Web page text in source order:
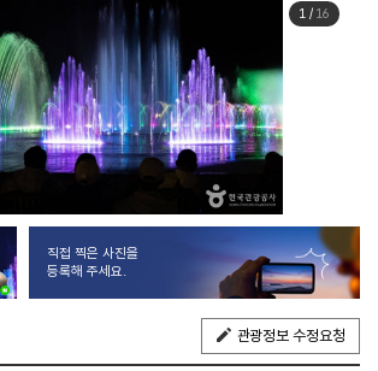
1 / 16
직접 찍은 사진을
등록해 주세요.
관광정보 수정요청